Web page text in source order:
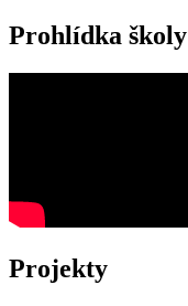
Prohlídka školy
Projekty